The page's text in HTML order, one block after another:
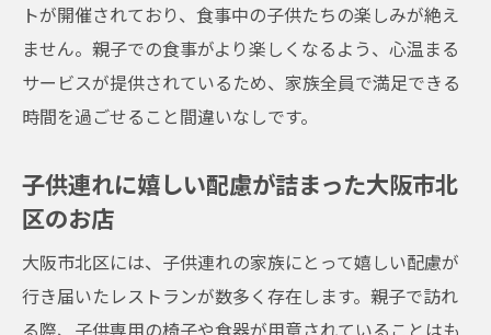
大阪市北区での親子外食をより楽しくする
アイデア
子供連れでも楽しめる大阪市北区の隠れた
名店
大阪市北区で子供も大人も満足のレストラ
ン
北区のレストラン
家族での外食を豊かにする大阪市北区のお
トが開催されており、食事中の子供たちの楽しみが絶え
ません。親子での食事がより楽しくなるよう、心温まる
サービスが提供されているため、家族全員で満足できる
時間を過ごせること間違いなしです。
子供連れに嬉しい配慮が詰まった大阪市北
区のお店
大阪市北区には、子供連れの家族にとって嬉しい配慮が
行き届いたレストランが数多く存在します。親子で訪れ
る際、子供専用の椅子や食器が用意されていることはも